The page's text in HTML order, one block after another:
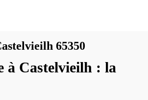
65350
à Castelvieilh : la